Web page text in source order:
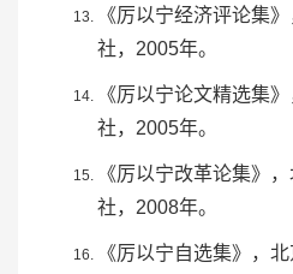
《厉以宁经济评论集
社，2005年。
《厉以宁论文精选集
社，2005年。
《厉以宁改革论集》
社，2008年。
《厉以宁自选集》，